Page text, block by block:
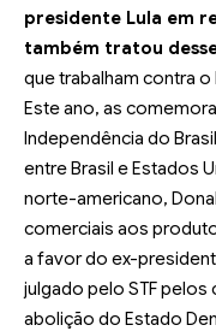
presidente Lula em
também tratou
que trabalham contra o
Este ano, as
Independência do
entre Brasil e Estados
norte-americano,
comerciais aos
a favor do ex-
julgado pelo STF
abolição do Estado